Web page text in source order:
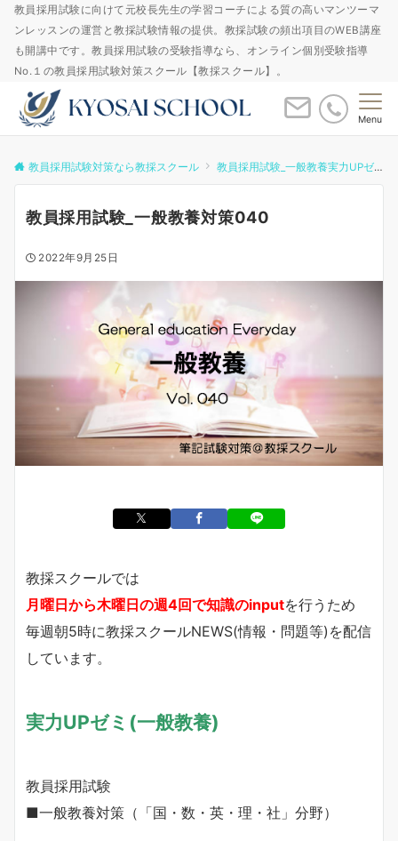
教員採用試験に向けて元校長先生の学習コーチによる質の高いマンツーマ
ンレッスンの運営と教採試験情報の提供。教採試験の頻出項目のWEB講座
も開講中です。教員採用試験の受験指導なら、オンライン個別受験指導
No.１の教員採用試験対策スクール【教採スクール】。
Menu
教員採用試験対策なら教採スクール 教員採用試験_一般教養実力UPゼミ
教員採用試験_一般教養対策040
2022年9月25日
教採スクールでは
月曜日から木曜日の週4回で知識のinputを行うため
毎週朝5時に教採スクールNEWS(情報・問題等)を配信
しています。
実力UPゼミ(一般教養)
教員採用試験
■一般教養対策（「国・数・英・理・社」分野）